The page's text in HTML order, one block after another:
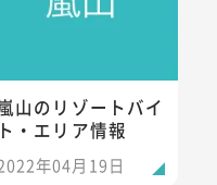
山のリゾートバイ
ト・エリア情報
年04月19日